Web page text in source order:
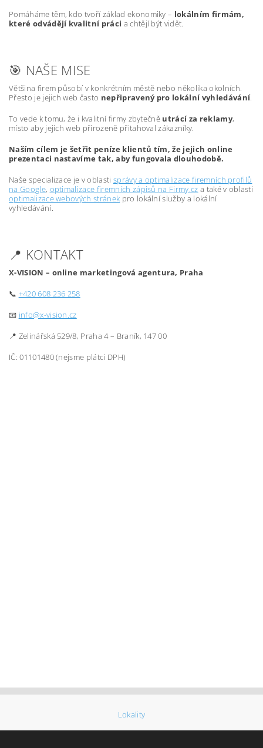
Pomáháme těm, kdo tvoří základ ekonomiky – lokálním firmám,
které odvádějí kvalitní práci a chtějí být vidět.
🎯 NAŠE MISE
Většina firem působí v konkrétním městě nebo několika okolních.
Přesto je jejich web často nepřipravený pro lokální vyhledávání.
To vede k tomu, že i kvalitní firmy zbytečně utrácí za reklamy,
místo aby jejich web přirozeně přitahoval zákazníky.
Naším cílem je šetřit peníze klientů tím, že jejich online
prezentaci nastavíme tak, aby fungovala dlouhodobě.
Naše specializace je v oblasti správy a optimalizace firemních profilů
na Google, optimalizace firemních zápisů na Firmy.cz a také v oblasti
optimalizace webových stránek pro lokální služby a lokální
vyhledávání.
📍 KONTAKT
X-VISION – online marketingová agentura, Praha
📞 +420 608 236 258
📧 info@x-vision.cz
📍 Zelinářská 529/8, Praha 4 – Braník, 147 00
IČ: 01101480 (nejsme plátci DPH)
Lokality